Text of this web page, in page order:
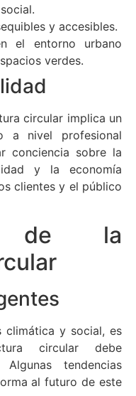
y accesibles.
el entorno urbano
verdes.
circular implica un
a nivel profesional
conciencia sobre la
y la economía
clientes y el público
de la
climática y social, es
circular debe
Algunas tendencias
al futuro de este